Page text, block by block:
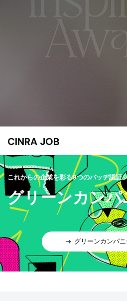
CINRA JOB
これからの企業を彩る9つのバッヂ認証
グリーンカンパ
グリーンカンパ